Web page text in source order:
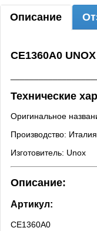
Описание
CE1360A0
Технические
Оригинальное
Производство: Италия
Изготовитель: Unox
Описание:
Артикул:
CE1360A0